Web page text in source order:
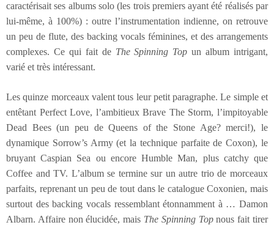
caractérisait ses albums solo (les trois premiers ayant été réalisés par
lui-même, à 100%) : outre l’instrumentation indienne, on retrouve
un peu de flute, des backing vocals féminines, et des arrangements
complexes. Ce qui fait de The Spinning Top un album intrigant,
varié et très intéressant.
Les quinze morceaux valent tous leur petit paragraphe. Le simple et
entêtant Perfect Love, l’ambitieux Brave The Storm, l’impitoyable
Dead Bees (un peu de Queens of the Stone Age? merci!), le
dynamique Sorrow’s Army (et la technique parfaite de Coxon), le
bruyant Caspian Sea ou encore Humble Man, plus catchy que
Coffee and TV. L’album se termine sur un autre trio de morceaux
parfaits, reprenant un peu de tout dans le catalogue Coxonien, mais
surtout des backing vocals ressemblant étonnamment à … Damon
Albarn. Affaire non élucidée, mais The Spinning Topnous fait tirer